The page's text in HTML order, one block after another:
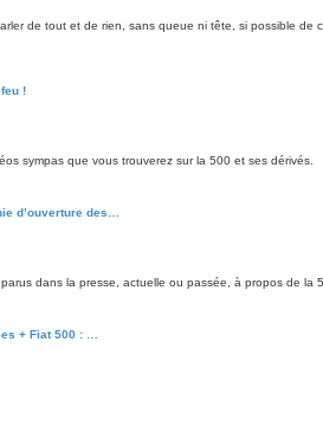
de tout et de rien, sans queue ni tête, si possible de
!
sympas que vous trouverez sur la 500 et ses dérivés.
d’ouverture des…
dans la presse, actuelle ou passée, à propos de la
+ Fiat 500 : …